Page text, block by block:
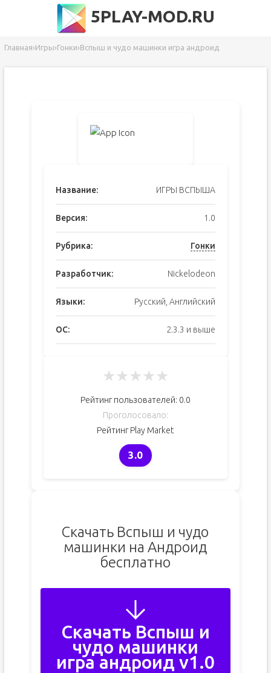
5PLAY-MOD.RU
Главная›Игры›Гонки›Вспыш и чудо машинки игра андроид
Название: ИГРЫ ВСПЫША
Версия: 1.0
Рубрика: Гонки
Разработчик: Nickelodeon
Языки: Русский, Английский
ОС: 2.3.3 и выше
★★★★★
Рейтинг пользователей: 0.0
Проголосовало:
Рейтинг Play Market
3.0
Скачать Вспыш и чудо
машинки на Андроид
бесплатно
Скачать Вспыш и
чудо машинки
игра андроид v1.0